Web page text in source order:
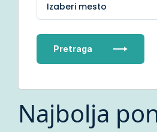
Izaberi mesto
Pretraga
Najbolja